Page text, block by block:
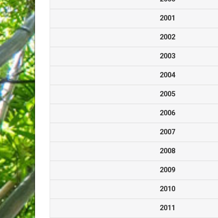
2001
2002
2003
2004
2005
2006
2007
2008
2009
2010
2011